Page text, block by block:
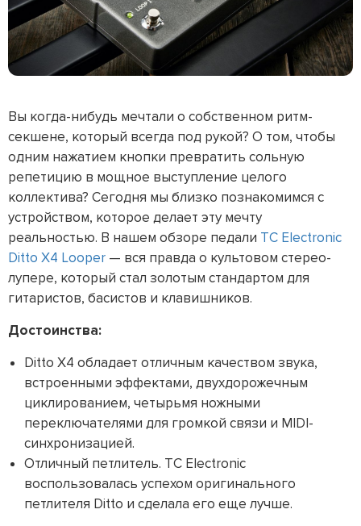
Вы когда-нибудь мечтали о собственном ритм-
секшене, который всегда под рукой? О том, чтобы
одним нажатием кнопки превратить сольную
репетицию в мощное выступление целого
коллектива? Сегодня мы близко познакомимся с
устройством, которое делает эту мечту
реальностью. В нашем обзоре педали TC Electronic
Ditto X4 Looper — вся правда о культовом стерео-
лупере, который стал золотым стандартом для
гитаристов, басистов и клавишников.
Достоинства:
Ditto X4 обладает отличным качеством звука,
встроенными эффектами, двухдорожечным
циклированием, четырьмя ножными
переключателями для громкой связи и MIDI-
синхронизацией.
Отличный петлитель. TC Electronic
воспользовалась успехом оригинального
петлителя Ditto и сделала его еще лучше.